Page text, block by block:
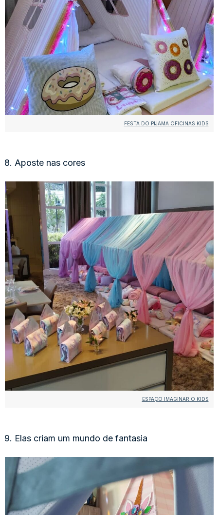
FESTA DO PIJAMA OFICINAS KIDS
8. Aposte nas cores
ESPAÇO IMAGINARIO KIDS
9. Elas criam um mundo de fantasia